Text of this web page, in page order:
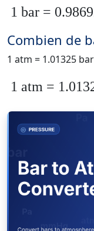
1 bar =
Combien de
1 atm = 1.01325 bar
1 atm =